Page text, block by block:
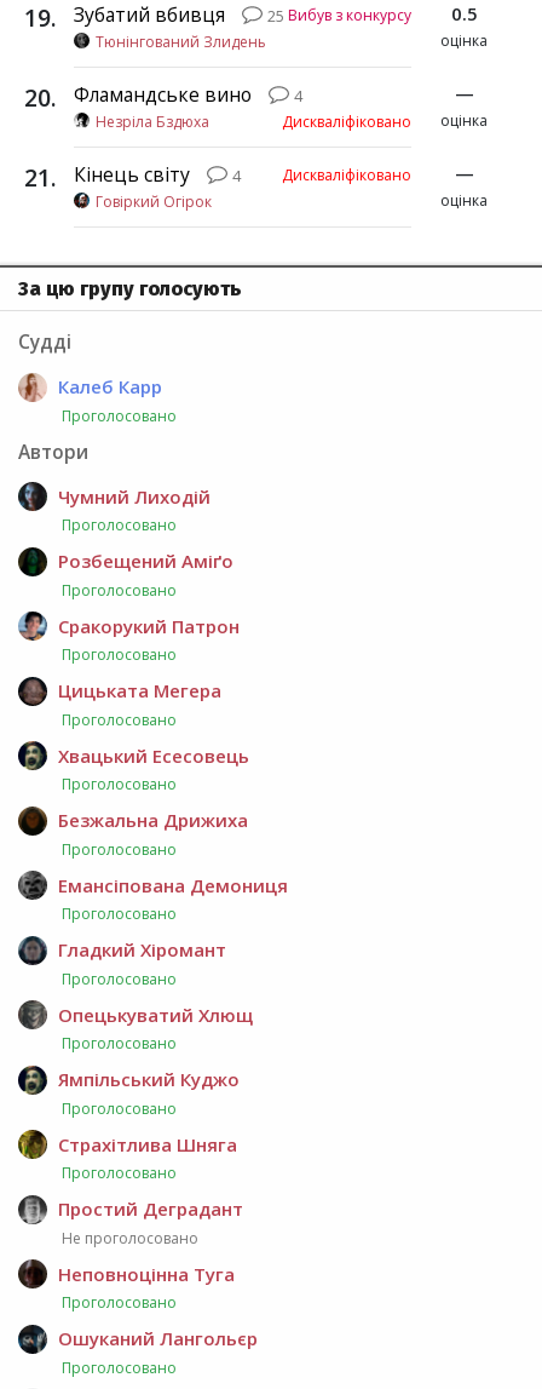
19. Зубатий вбивця 25 Вибув з конкурсу
Тюнінгований Злидень
0.5
оцінка
20. Фламандське вино
4
Дискваліфіковано
Незріла Бздюха
—
оцінка
21. Кінець світу 4
Дискваліфіковано
Говіркий Огірок
—
оцінка
За цю групу голосують
Судді
Калеб Карр
Проголосовано
Автори
Чумний Лиходій
Проголосовано
Розбещений Аміґо
Проголосовано
Сракорукий Патрон
Проголосовано
Цицьката Мегера
Проголосовано
Хвацький Есесовець
Проголосовано
Безжальна Дрижиха
Проголосовано
Емансіпована Демониця
Проголосовано
Гладкий Хіромант
Проголосовано
Опецькуватий Хлющ
Проголосовано
Ямпільський Куджо
Проголосовано
Страхітлива Шняга
Проголосовано
Простий Деградант
Не проголосовано
Неповноцінна Туга
Проголосовано
Ошуканий Лангольєр
Проголосовано